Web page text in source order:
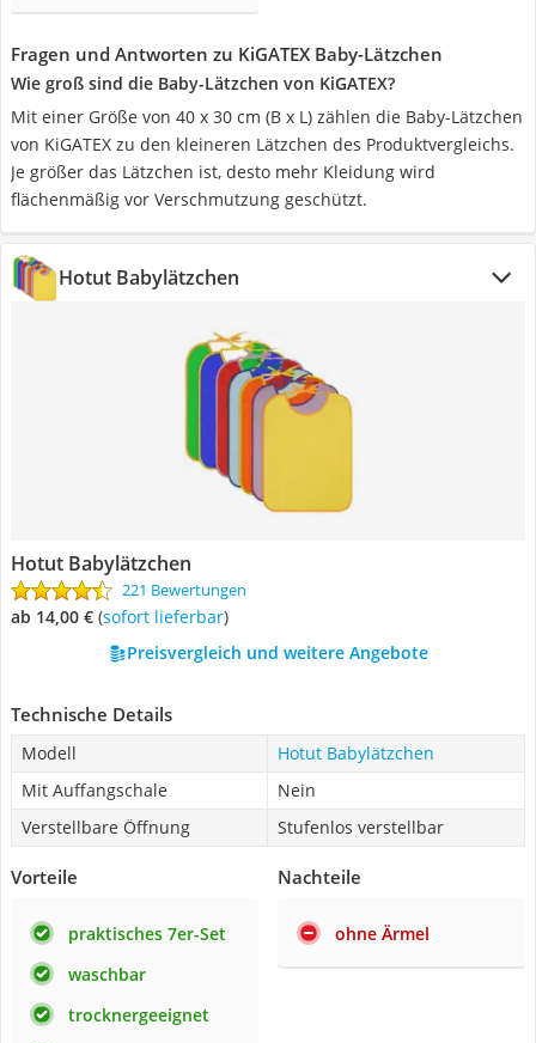
Fragen und Antworten zu KiGATEX Baby-Lätzchen
Wie groß sind die Baby-Lätzchen von KiGATEX?
Mit einer Größe von 40 x 30 cm (B x L) zählen die Baby-Lätzchen
von KiGATEX zu den kleineren Lätzchen des Produktvergleichs.
Je größer das Lätzchen ist, desto mehr Kleidung wird
flächenmäßig vor Verschmutzung geschützt.
Hotut Babylätzchen
Hotut Babylätzchen
221 Bewertungen
ab 14,00 € ( Sofort lieferbar)
Preisvergleich und weitere Angebote
Technische Details
Modell
Hotut Babylätzchen
Mit Auffangschale
Nein
Verstellbare Öffnung
Stufenlos verstellbar
Vorteile
praktisches 7er-Set
waschbar
trocknergeeignet
Nachteile
ohne Ärmel